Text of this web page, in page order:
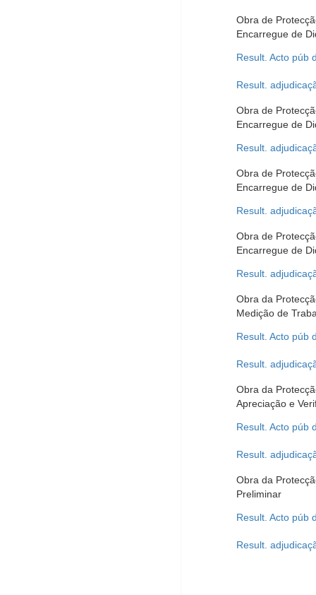
Obra de
Encarregue de
Result. Acto púb
Result.
Obra de
Encarregue de
Result.
Obra de
Encarregue de
Result.
Obra de
Encarregue de
Result.
Obra da
Medição de
Result. Acto púb
Result.
Obra da
Apreciação e
Result. Acto púb
Result.
Obra da
Preliminar
Result. Acto púb
Result.